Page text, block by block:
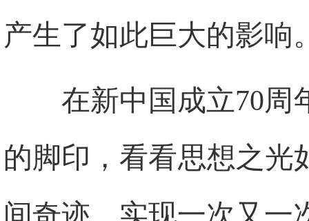
产生了如此巨大的影响
在新中国成立70周
的脚印，看看思想之光